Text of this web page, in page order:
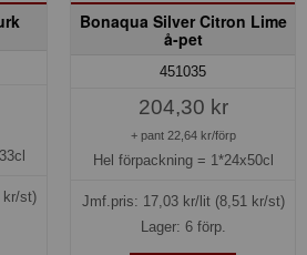
kr/st)
Bonaqua Silver Citron Lime
å-pet
451035
204,30 kr
+ pant 22,64 kr/förp
Hel förpackning = 1*24x50cl
Jmf.pris: 17,03kr/lit (8,51 kr/st)
Lager: 6 förp.